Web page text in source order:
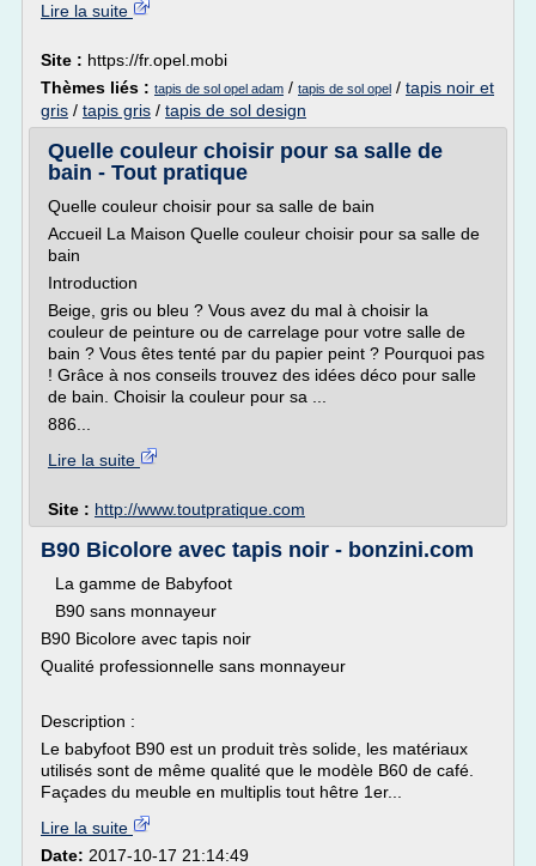
Lire la suite
Site : https://fr.opel.mobi
Thèmes liés : tapis de sol opel adam / tapis de sol opel / tapis noir et
gris / tapis gris / tapis de sol design
Quelle couleur choisir pour sa salle de
bain - Tout pratique
Quelle couleur choisir pour sa salle de bain
Accueil La Maison Quelle couleur choisir pour sa salle de
bain
Introduction
Beige, gris ou bleu ? Vous avez du mal à choisir la
couleur de peinture ou de carrelage pour votre salle de
bain ? Vous êtes tenté par du papier peint ? Pourquoi pas
! Grâce à nos conseils trouvez des idées déco pour salle
de bain. Choisir la couleur pour sa ...
886...
Lire la suite
Site : http://www.toutpratique.com
B90 Bicolore avec tapis noir - bonzini.com
La gamme de Babyfoot
B90 sans monnayeur
B90 Bicolore avec tapis noir
Qualité professionnelle sans monnayeur
Description :
Le babyfoot B90 est un produit très solide, les matériaux
utilisés sont de même qualité que le modèle B60 de café.
Façades du meuble en multiplis tout hêtre 1er...
Lire la suite
Date: 2017-10-17 21:14:49